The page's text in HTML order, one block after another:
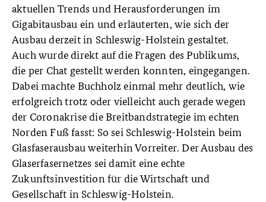
aktuellen Trends und Herausforderungen im
Gigabitausbau ein und erläuterten, wie sich der
Ausbau derzeit in Schleswig-Holstein gestaltet.
Auch wurde direkt auf die Fragen des Publikums,
die per Chat gestellt werden konnten, eingegangen.
Dabei machte Buchholz einmal mehr deutlich, wie
erfolgreich trotz oder vielleicht auch gerade wegen
der Coronakrise die Breitbandstrategie im echten
Norden Fuß fasst: So sei Schleswig-Holstein beim
Glasfaserausbau weiterhin Vorreiter. Der Ausbau des
Glaserfasernetzes sei damit eine echte
Zukunftsinvestition für die Wirtschaft und
Gesellschaft in Schleswig-Holstein.